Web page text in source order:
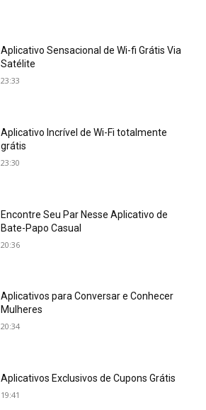
Aplicativo Sensacional de Wi-fi Grátis Via
Satélite
23:33
Aplicativo Incrível de Wi-Fi totalmente
grátis
23:30
Encontre Seu Par Nesse Aplicativo de
Bate-Papo Casual
20:36
Aplicativos para Conversar e Conhecer
Mulheres
20:34
Aplicativos Exclusivos de Cupons Grátis
19:41